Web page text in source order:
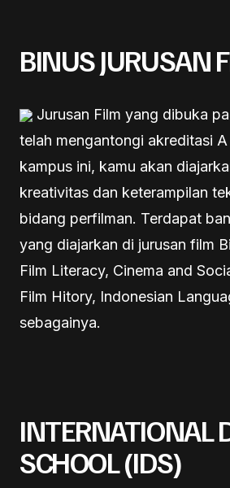
BINUS JURUSAN
Jurusan Film yang dibuka
telah mengantongi akreditasi
kampus ini, kamu akan
kreativitas dan keterampilan
bidang perfilman. Terdapat
yang diajarkan di jurusan film
Film Literacy, Cinema and
Film Hitory, Indonesian
sebagainya.
INTERNATIONAL
SCHOOL (IDS)